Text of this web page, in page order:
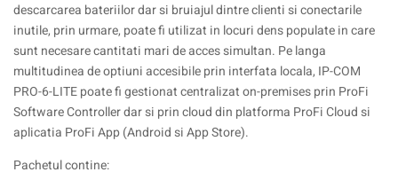
descarcarea bateriilor dar si bruiajul dintre clienti si conectarile
inutile, prin urmare, poate fi utilizat in locuri dens populate in care
sunt necesare cantitati mari de acces simultan. Pe langa
multitudinea de optiuni accesibile prin interfata locala, IP-COM
PRO-6-LITE poate fi gestionat centralizat on-premises prin ProFi
Software Controller dar si prin cloud din platforma ProFi Cloud si
aplicatia ProFi App (Android si App Store).
Pachetul contine: